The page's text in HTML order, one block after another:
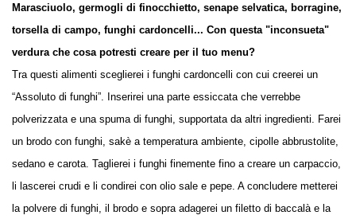
Marasciuolo, germogli di finocchietto, senape selvatica, borragine,
torsella di campo, funghi cardoncelli... Con questa "inconsueta"
verdura che cosa potresti creare per il tuo menu?
Tra questi alimenti sceglierei i funghi cardoncelli con cui creerei un
“Assoluto di funghi”. Inserirei una parte essiccata che verrebbe
polverizzata e una spuma di funghi, supportata da altri ingredienti. Farei
un brodo con funghi, sakè a temperatura ambiente, cipolle abbrustolite,
sedano e carota. Taglierei i funghi finemente fino a creare un carpaccio,
li lascerei crudi e li condirei con olio sale e pepe. A concludere metterei
la polvere di funghi, il brodo e sopra adagerei un filetto di baccalà e la